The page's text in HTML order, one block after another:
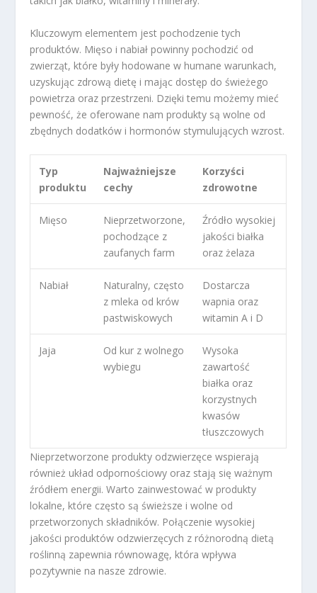
Kluczowym elementem jest pochodzenie tych
produktów. Mięso i nabiał powinny pochodzić od
zwierząt, które były hodowane w humane warunkach,
uzyskując zdrową dietę i mając dostęp do świeżego
powietrza oraz przestrzeni. Dzięki temu możemy mieć
pewność, że oferowane nam produkty są wolne od
zbędnych dodatków i hormonów stymulujących wzrost.
Typ
produktu
Najważniejsze
cechy
Korzyści
zdrowotne
Mięso
Nieprzetworzone,
pochodzące z
zaufanych farm
Źródło wysokiej
jakości białka
oraz żelaza
Nabiał
Naturalny, często
z mleka od krów
pastwiskowych
Dostarcza
wapnia oraz
witamin A i D
Jaja
Od kur z wolnego
wybiegu
Wysoka
zawartość
białka oraz
korzystnych
kwasów
tłuszczowych
Nieprzetworzone produkty odzwierzęce wspierają
również układ odpornościowy oraz stają się ważnym
źródłem energii. Warto zainwestować w produkty
lokalne, które często są świeższe i wolne od
przetworzonych składników. Połączenie wysokiej
jakości produktów odzwierzęcych z różnorodną dietą
roślinną zapewnia równowagę, która wpływa
pozytywnie na nasze zdrowie.